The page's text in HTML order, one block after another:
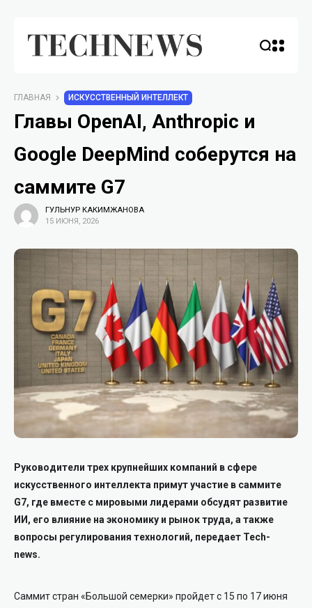
ГЛАВНАЯ ИСКУССТВЕННЫЙ ИНТЕЛЛЕКТ
Главы OpenAI, Anthropic и
Google DeepMind соберутся на
саммите G7
ГУЛЬНУР КАКИМЖАНОВА
15 ИЮНЯ, 2026
Руководители трех крупнейших компаний в сфере
искусственного интеллекта примут участие в саммите
G7, где вместе с мировыми лидерами обсудят развитие
ИИ, его влияние на экономику и рынок труда, а также
вопросы регулирования технологий, передает Tech-
news.
Саммит стран «Большой семерки» пройдет с 15 по 17 июня